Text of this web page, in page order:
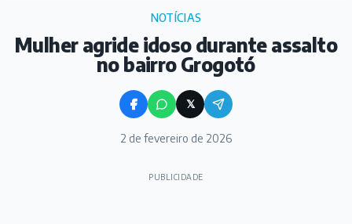
NOTÍCIAS
Mulher agride idoso durante assalto
no bairro Grogotó
𝕏
2 de fevereiro de 2026
PUBLICIDADE